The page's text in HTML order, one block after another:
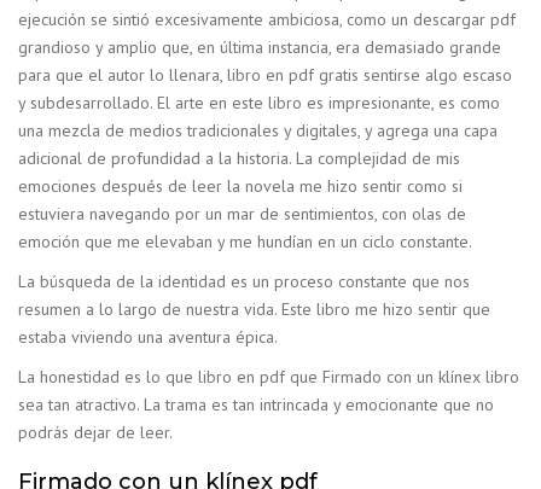
ejecución se sintió excesivamente ambiciosa, como un descargar pdf
grandioso y amplio que, en última instancia, era demasiado grande
para que el autor lo llenara, libro en pdf gratis sentirse algo escaso
y subdesarrollado. El arte en este libro es impresionante, es como
una mezcla de medios tradicionales y digitales, y agrega una capa
adicional de profundidad a la historia. La complejidad de mis
emociones después de leer la novela me hizo sentir como si
estuviera navegando por un mar de sentimientos, con olas de
emoción que me elevaban y me hundían en un ciclo constante.
La búsqueda de la identidad es un proceso constante que nos
resumen a lo largo de nuestra vida. Este libro me hizo sentir que
estaba viviendo una aventura épica.
La honestidad es lo que libro en pdf que Firmado con un klínex libro
sea tan atractivo. La trama es tan intrincada y emocionante que no
podrás dejar de leer.
Firmado con un klínex pdf